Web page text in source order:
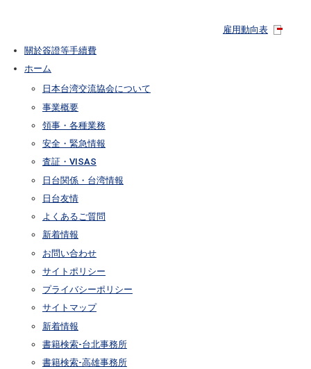
雇用動向表
關於簽證等手續費
ホーム
日本台湾交流協会について
事業概要
領事・各種業務
安全・緊急情報
査証・VISAS
日台関係・台湾情報
日台友情
よくあるご質問
新着情報
お問い合わせ
サイトポリシー
プライバシーポリシー
サイトマップ
新着情報
書籍検索-台北事務所
書籍検索-高雄事務所